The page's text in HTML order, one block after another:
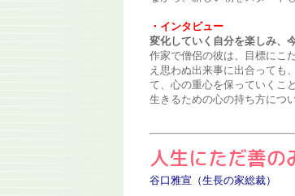
・インタビュー
変化していく自分を楽しみ、
作家で僧侶の彼は、目標にこ
え思わぬ出来事に出合っても
て、心の重心を保っていくこ
生きるための心の持ち方につ
人生にただ善の
谷口雅宣（生長の家総裁）